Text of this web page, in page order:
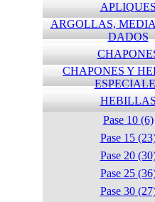
APLIQUES
ARGOLLAS,
DADOS
CHAPONES Y
HEBILLAS
Pase 10 (6)
Pase 15
Pase 20
Pase 25
Pase 30